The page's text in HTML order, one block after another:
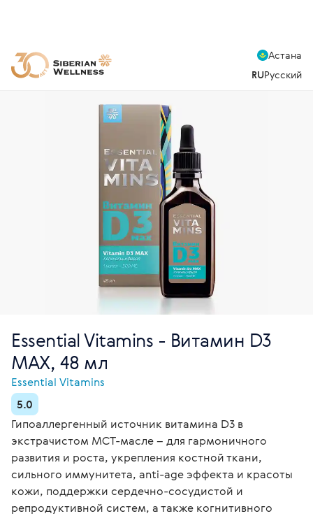
Астана
RUРусский
Essential Vitamins - Витамин D3
MAX, 48 мл
Essential Vitamins
5.0
Гипоаллергенный источник витамина D3 в
экстрачистом МСТ-масле – для гармоничного
развития и роста, укрепления костной ткани,
сильного иммунитета, anti-age эффекта и красоты
кожи, поддержки сердечно-сосудистой и
репродуктивной систем, а также когнитивного